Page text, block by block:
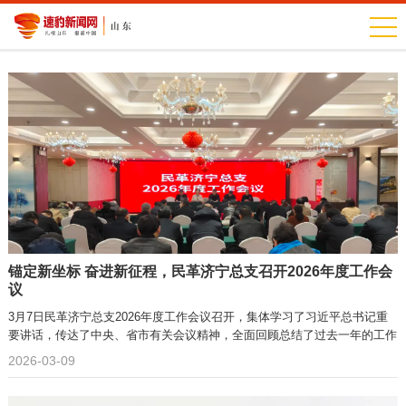
锚定新坐标 奋进新征程，民革济宁总支召开2026年度工作会
议
3月7日民革济宁总支2026年度工作会议召开，集体学习了习近平总书记重
要讲话，传达了中央、省市有关会议精神，全面回顾总结了过去一年的工作
2026-03-09